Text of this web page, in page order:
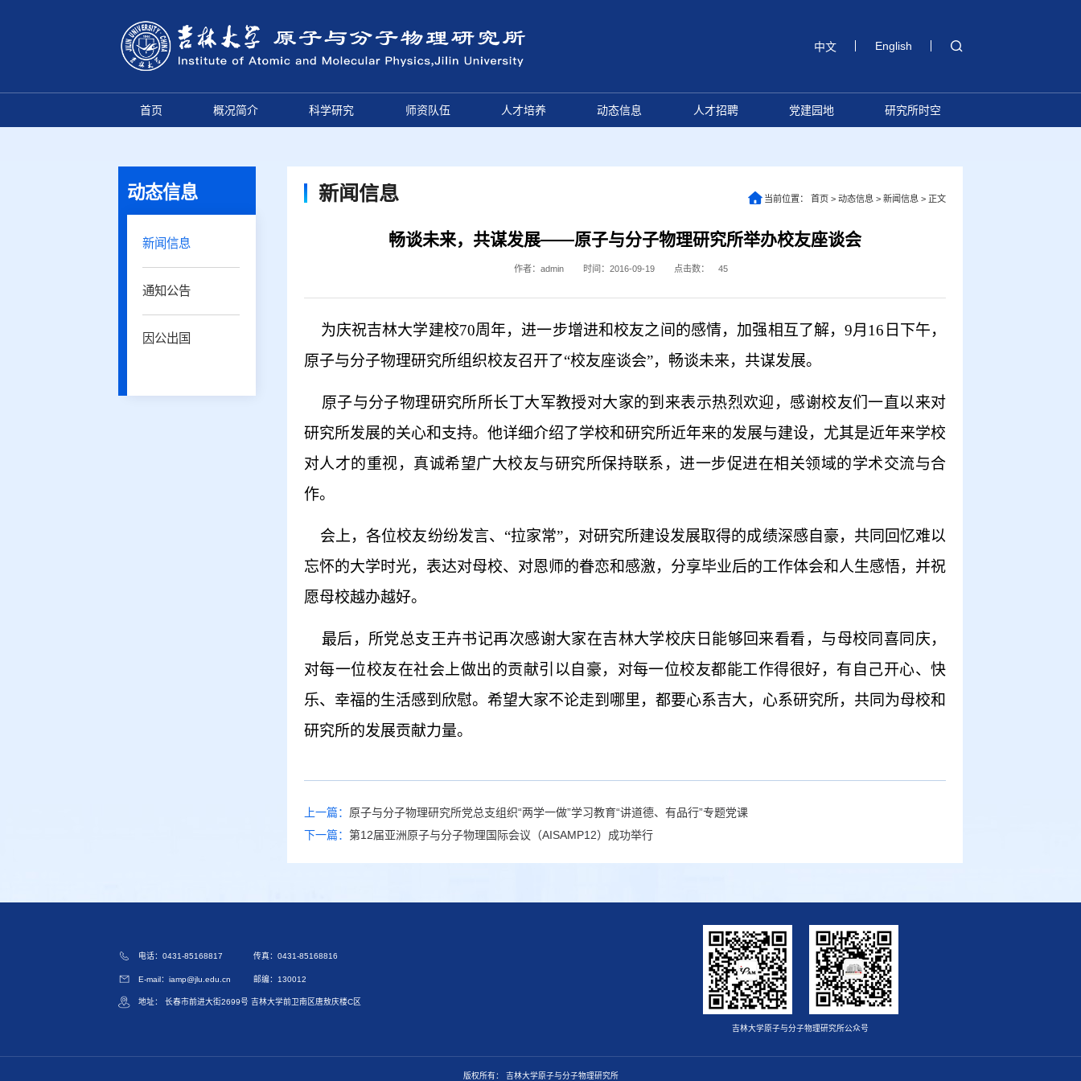
中文 English
首页 概况简介 科学研究 师资队伍 人才培养 动态信息 人才招聘 党建园地 研究所时空
动态信息
新闻信息
通知公告
因公出国
新闻信息 当前位置： 首页 > 动态信息 > 新闻信息 > 正文
畅谈未来，共谋发展——原子与分子物理研究所举办校友座谈会
作者：admin 时间：2016-09-19 点击数： 45
为庆祝吉林大学建校70周年，进一步增进和校友之间的感情，加强相互了解，9月16日下午，
原子与分子物理研究所组织校友召开了“校友座谈会”，畅谈未来，共谋发展。
原子与分子物理研究所所长丁大军教授对大家的到来表示热烈欢迎，感谢校友们一直以来对
研究所发展的关心和支持。 他详细介绍了学校和研究所近年来的发展与建设，尤其是近年来学校
对人才的重视， 真诚希望广大校友与研究所保持联系 ，进一步促进在相关领域的学术交流与合
作。
会上，各位校友纷纷发言、 “拉家常”，对研究所建设发展取得的成绩深感自豪，共同回忆难以
忘怀的大学时光，表达对母校、对恩师的眷恋和感激，分享毕业后的工作体会和人生感悟， 并祝
愿母校越办越好。
最后，所党总支王卉书记再次感谢大家在吉林大学校庆日能够回来看看，与母校同喜同庆，
对每一位校友在社会上做出的贡献引以自豪，对每一位校友都能工作得很好，有自己开心、快
乐、幸福的生活感到欣慰。 希望大家不论走到哪里，都要心系吉大，心系研究所，共同为母校和
研究所的发展贡献力量。
上一篇： 原子与分子物理研究所党总支组织“两学一做”学习教育“讲道德、有品行”专题党课
下一篇： 第12届亚洲原子与分子物理国际会议（AISAMP12）成功举行
电话：0431-85168817 传真：0431-85168816
E-mail：iamp@jlu.edu.cn 邮编：130012
地址： 长春市前进大街2699号 吉林大学前卫南区唐敖庆楼C区
吉林大学原子与分子物理研究所公众号
版权所有： 吉林大学原子与分子物理研究所